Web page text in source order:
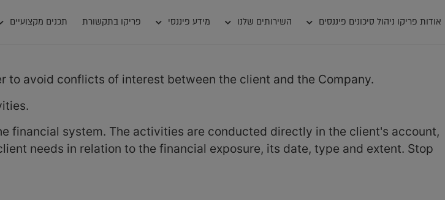
אודות פריקו ניהול סיכונים פיננסים השירותים שלנו מידע פיננסי פריקו בתקשורת תכנים מקצועיים
to avoid conflicts of interest between the client and the Company.
financial system. The activities are conducted directly in the client's account,
needs in relation to the financial exposure, its date, type and extent. Stop